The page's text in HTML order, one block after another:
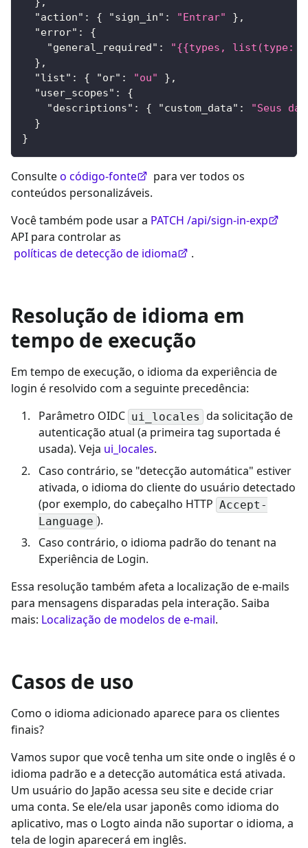
"action" : { "sign_in" : "Entrar" } ,
"error" :
{
"general_required" :
"{{types, list(type:
} ,
"list" : { "or" : "ou" } ,
"user_scopes" :
{
"descriptions" : { "custom_data" :
"Seus
}
}
Consulteo código-fonte
para ver todos os
conteúdos personalizáveis.
Você também pode usar a PATCH /api/sign-in-exp
API para controlar as
políticas de detecção de idioma
.
Resolução de idioma em
tempo de execução
Em tempo de execução, o idioma da experiência de
login é resolvido com a seguinte precedência:
Parâmetro OIDC ui_locales da solicitação de
autenticação atual (a primeira tag suportada é
usada). Veja ui_locales.
Caso contrário, se "detecção automática" estiver
ativada, o idioma do cliente do usuário detectado
(por exemplo, do cabeçalho HTTP Accept-
Language ).
Caso contrário, o idioma padrão do tenant na
Experiência de Login.
Essa resolução também afeta a localização de e-mails
para mensagens disparadas pela interação. Saiba
mais: Localização de modelos de e-mail.
Casos de uso
Como o idioma adicionado aparece para os clientes
finais?
Vamos supor que você tenha um site onde o inglês é o
idioma padrão e a detecção automática está ativada.
Um usuário do Japão acessa seu site e decide criar
uma conta. Se ele/ela usar japonês como idioma do
aplicativo, mas o Logto ainda não suportar o idioma, a
tela de login aparecerá em inglês.